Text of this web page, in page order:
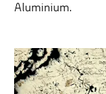
Aluminium.